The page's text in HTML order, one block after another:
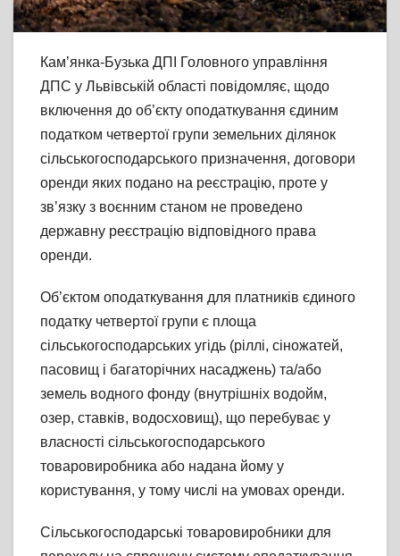
Кам’янка-Бузька ДПІ Головного управління
ДПС у Львівській області повідомляє, щодо
включення до об’єкту оподаткування єдиним
податком четвертої групи земельних ділянок
сільськогосподарського призначення, договори
оренди яких подано на реєстрацію, проте у
зв’язку з воєнним станом не проведено
державну реєстрацію відповідного права
оренди.
Об’єктом оподаткування для платників єдиного
податку четвертої групи є площа
сільськогосподарських угідь (ріллі, сіножатей,
пасовищ і багаторічних насаджень) та/або
земель водного фонду (внутрішніх водойм,
озер, ставків, водосховищ), що перебуває у
власності сільськогосподарського
товаровиробника або надана йому у
користування, у тому числі на умовах оренди.
Сільськогосподарські товаровиробники для